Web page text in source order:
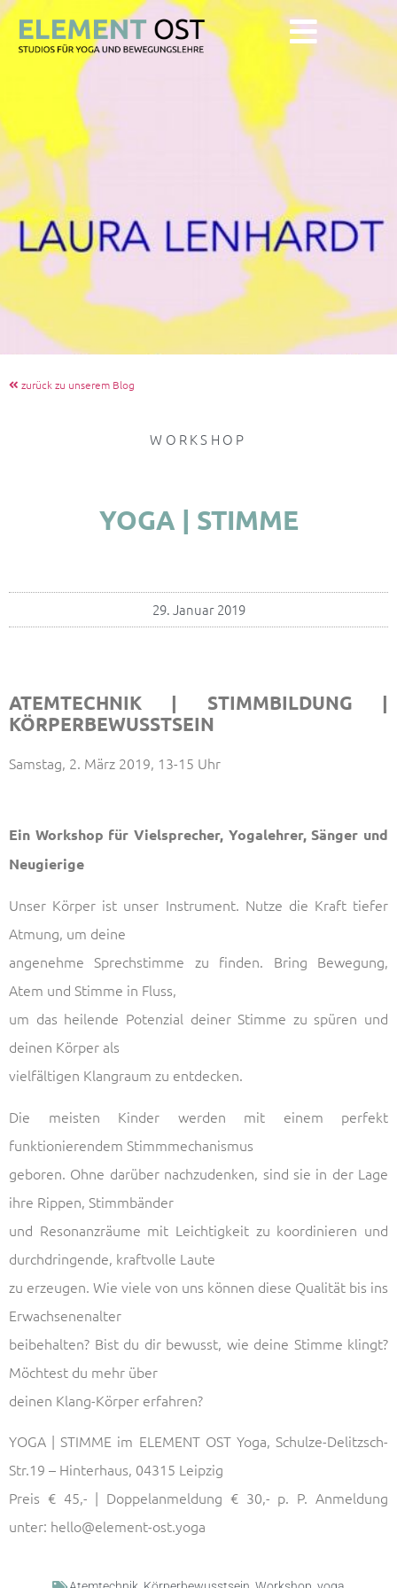
zurück zu unserem Blog
WORKSHOP
YOGA | STIMME
29. Januar 2019
ATEMTECHNIK | STIMMBILDUNG |
KÖRPERBEWUSSTSEIN
Samstag, 2. März 2019, 13-15 Uhr
Ein Workshop für Vielsprecher, Yogalehrer, Sänger und
Neugierige
Unser Körper ist unser Instrument. Nutze die Kraft tiefer
Atmung, um deine
angenehme Sprechstimme zu finden. Bring Bewegung,
Atem und Stimme in Fluss,
um das heilende Potenzial deiner Stimme zu spüren und
deinen Körper als
vielfältigen Klangraum zu entdecken.
Die meisten Kinder werden mit einem perfekt
funktionierendem Stimmmechanismus
geboren. Ohne darüber nachzudenken, sind sie in der Lage
ihre Rippen, Stimmbänder
und Resonanzräume mit Leichtigkeit zu koordinieren und
durchdringende, kraftvolle Laute
zu erzeugen. Wie viele von uns können diese Qualität bis ins
Erwachsenenalter
beibehalten? Bist du dir bewusst, wie deine Stimme klingt?
Möchtest du mehr über
deinen Klang-Körper erfahren?
YOGA | STIMME im ELEMENT OST Yoga, Schulze-Delitzsch-
Str.19 – Hinterhaus, 04315 Leipzig
Preis € 45,- | Doppelanmeldung € 30,- p. P. Anmeldung
unter: hello@element-ost.yoga